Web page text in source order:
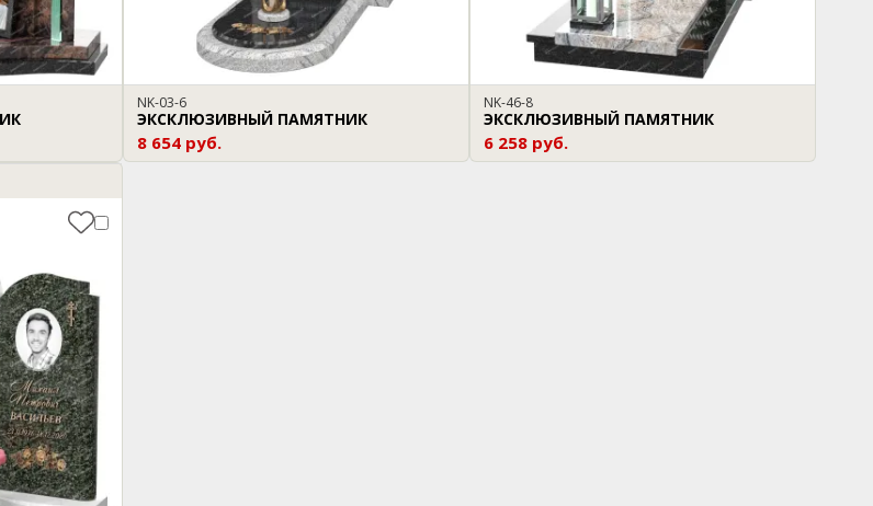
NK-03-6
ЭКСКЛЮЗИВНЫЙ ПАМЯТНИК
8 654 руб.
NK-46-8
ЭКСКЛЮЗИВНЫЙ ПАМЯТНИК
6 258 руб.